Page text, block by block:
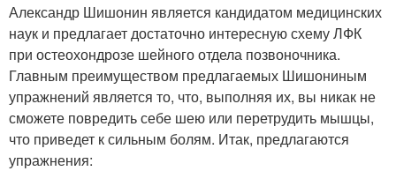
Александр Шишонин является кандидатом медицинских
наук и предлагает достаточно интересную схему ЛФК
при остеохондрозе шейного отдела позвоночника.
Главным преимуществом предлагаемых Шишониным
упражнений является то, что, выполняя их, вы никак не
сможете повредить себе шею или перетрудить мышцы,
что приведет к сильным болям. Итак, предлагаются
упражнения: